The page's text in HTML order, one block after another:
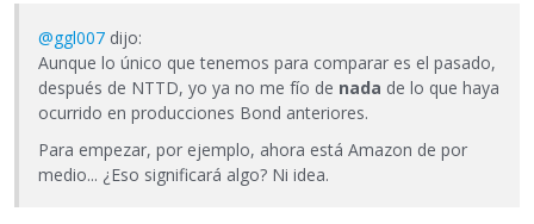
@ggl007 dijo:
Aunque lo único que tenemos para comparar es el pasado,
después de NTTD, yo ya no me fío de nada de lo que haya
ocurrido en producciones Bond anteriores.
Para empezar, por ejemplo, ahora está Amazon de por
medio... ¿Eso significará algo? Ni idea.